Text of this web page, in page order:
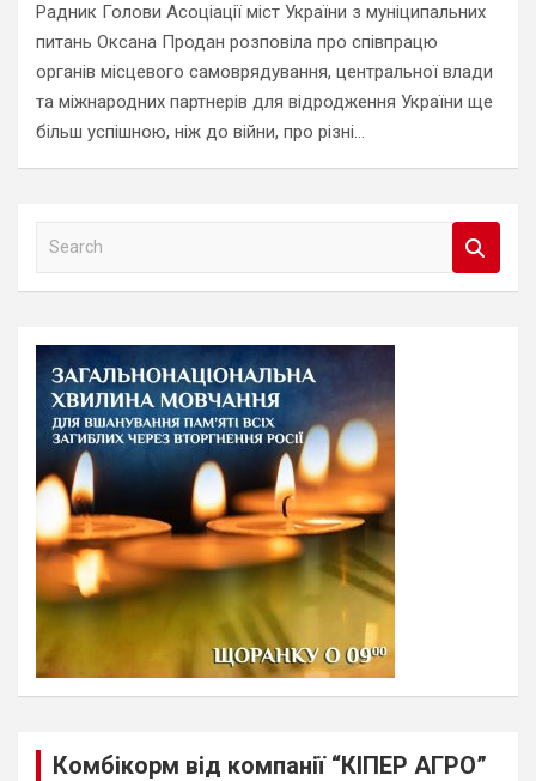
Радник Голови Асоціації міст України з муніципальних
питань Оксана Продан розповіла про співпрацю
органів місцевого самоврядування, центральної влади
та міжнародних партнерів для відродження України ще
більш успішною, ніж до війни, про різні…
a
Комбікорм від компанії “КІПЕР АГРО”